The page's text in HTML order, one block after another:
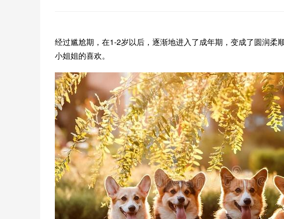
经过尴尬期，在1-2岁以后，逐渐地进入了成年期，变成了圆润柔
小姐姐的喜欢。